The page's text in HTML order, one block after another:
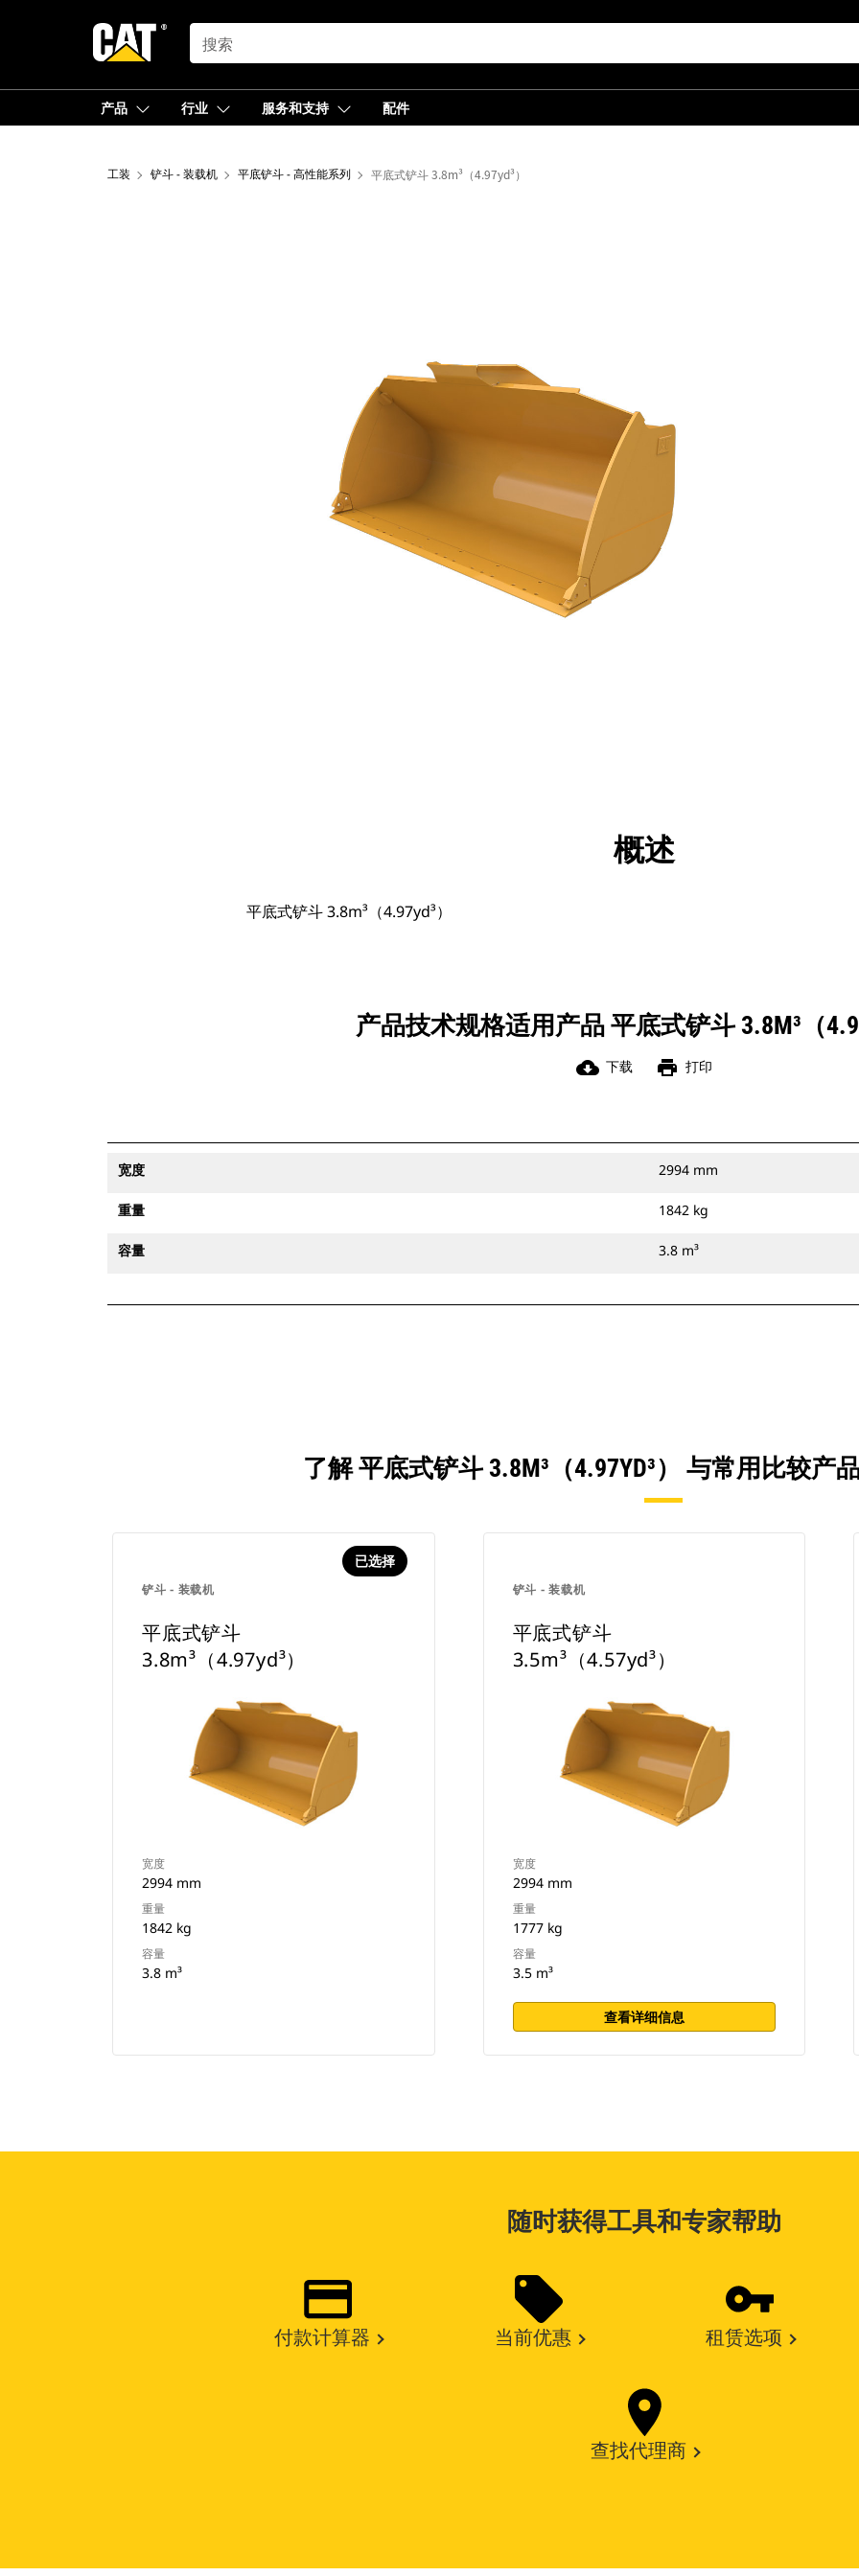
SEARCH
产品 行业 服务和支持 配件
工装 铲斗 - 装载机 平底铲斗 - 高性能系列 平底式铲斗 3.8m³（4.97yd³）
展示
概述
平底式铲斗 3.8m³（4.97yd³）
产品技术规格适用产品 平底式铲斗 3.8M³（
cloud_download 下载 print 打印
宽度 2994 mm
重量 1842 kg
容量 3.8 m³
了解 平底式铲斗 3.8M³（4.97YD³） 与常用比较产
铲斗 - 装载机
已选择
平底式铲斗
3.8m³（4.97yd³）
宽度
2994 mm
重量
1842 kg
容量
3.8 m³
铲斗 - 装载机
平底式铲斗
3.5m³（4.57yd³）
宽度
2994 mm
重量
1777 kg
容量
3.5 m³
查看详细信息
随时获得工具和专家帮助
付款计算器 当前优惠 租赁选项
查找代理商